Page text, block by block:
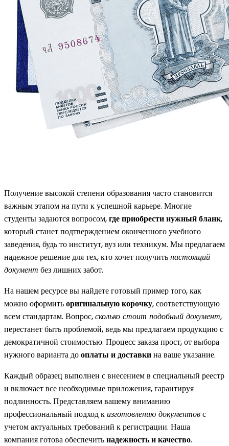
Получение высокой степени образования часто становится
важным этапом на пути к успешной карьере. Многие
студенты задаются вопросом,где приобрести нужный бланк,
который станет подтверждением оконченного учебного
заведения, будь то институт, вуз или техникум. Мы предлагаем
надежное решение для тех, кто хочет получитьнастоящий
документ без лишних забот.
На нашем ресурсе вы найдете готовый пример того, как
можно оформитьоригинальную корочку, соответствующую
всем стандартам. Вопрос,сколько стоит подобный документ,
перестанет быть проблемой, ведь мы предлагаем продукцию с
демократичной стоимостью. Процесс заказа прост, от выбора
нужного варианта дооплаты и доставкина ваше указание.
Каждый образец выполнен с внесением в специальный реестр
и включает все необходимые приложения, гарантируя
подлинность. Представляем вашему вниманию
профессиональный подход кизготовлению документовс
учетом актуальных требований к регистрации. Наша
компания готова обеспечитьнадежность и качество.